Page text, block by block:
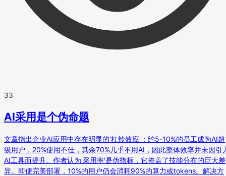
33
AI采用是个伪命题
文章指出企业AI应用中存在明显的'杠铃效应'：约5-10%的员工成为AI超
级用户，20%使用不佳，其余70%几乎不用AI，因此整体效率并未因引
AI工具而提升。作者认为'采用率'是伪指标，它掩盖了技能分布的巨大差
异。即便完美部署，10%的用户仍会消耗90%的算力或tokens。解决方